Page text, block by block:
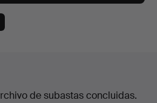
de subastas concluidas.